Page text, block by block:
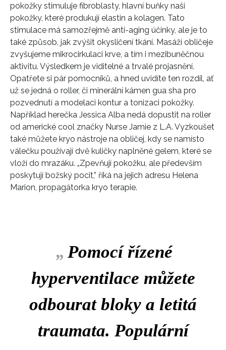
pokožky stimuluje fibroblasty, hlavní buňky naší
pokožky, které produkují elastin a kolagen. Tato
stimulace má samozřejmě anti-aging účinky, ale je to
také způsob, jak zvýšit okysličení tkání. Masáží obličeje
zvyšujeme mikrocirkulaci krve, a tím i mezibuněčnou
aktivitu. Výsledkem je viditelné a trvalé projasnění.
Opatřete si pár pomocníků, a hned uvidíte ten rozdíl, ať
už se jedná o roller, či minerální kámen gua sha pro
pozvednutí a modelaci kontur a tonizaci pokožky.
Například herečka Jessica Alba nedá dopustit na roller
od americké cool značky Nurse Jamie z L.A. Vyzkoušet
také můžete kryo nástroje na obličej, kdy se namísto
válečku používají dvě kuličky naplněné gelem, které se
vloží do mrazáku. „Zpevňují pokožku, ale především
poskytují božský pocit,” říká na jejich adresu Helena
Marion, propagátorka kryo terapie.
„ Pomocí řízené
hyperventilace můžete
odbourat bloky a letitá
traumata. Populární